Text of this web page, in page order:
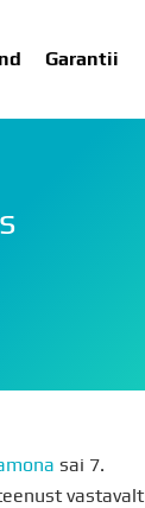
Garantii
sai 7.
vastavalt